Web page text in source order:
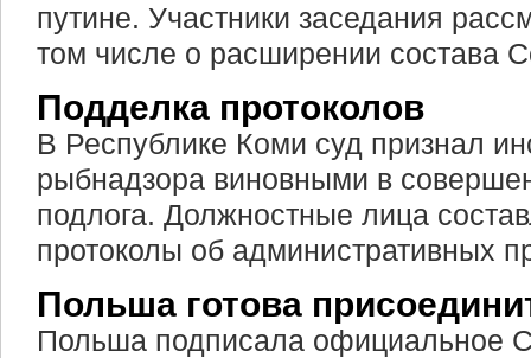
путине. Участники заседания
том числе о расширении состава
Подделка протоколов
В Республике Коми суд признал
рыбнадзора виновными в
подлога. Должностные лица
протоколы об административных
Польша готова
Польша подписала официальное